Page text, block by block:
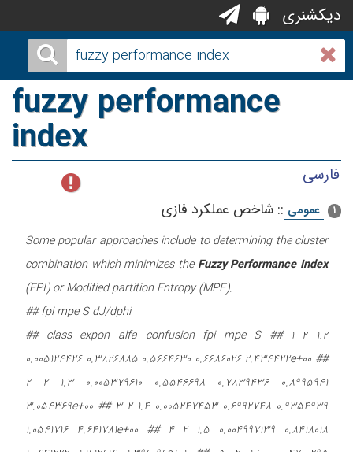
دیکشنری
fuzzy performance
index
فارسی
1 عمومی :: شاخص عملکرد فازی
Some popular approaches include to determining the cluster
combination which minimizes the Fuzzy Performance Index
(FPI) or Modified partition Entropy (MPE).
## fpi mpe S dJ/dphi
## class expon alfa confusion fpi mpe S ## 1 2 1.2
0.005124426 0.3826885 0.5664630 0.6686026 2.434422e+00 ##
2 2 1.3 0.005379610 0.5546698 0.7839436 0.8995941
3.054369e+00 ## 3 2 1.4 0.005247453 0.6992748 0.9354939
1.0541716 4.641781e+00 ## 4 2 1.5 0.004997139 0.8418018